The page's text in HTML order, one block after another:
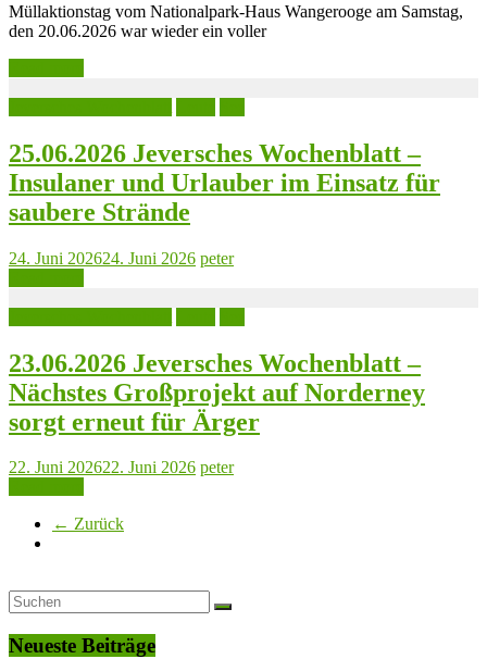
Müllaktionstag vom Nationalpark-Haus Wangerooge am Samstag,
den 20.06.2026 war wieder ein voller
25.06.2026 Jeversches Wochenblatt –
Insulaner und Urlauber im Einsatz für
saubere Strände
24. Juni 202624. Juni 2026 peter
23.06.2026 Jeversches Wochenblatt –
Nächstes Großprojekt auf Norderney
sorgt erneut für Ärger
22. Juni 202622. Juni 2026 peter
← Zurück
Neueste Beiträge